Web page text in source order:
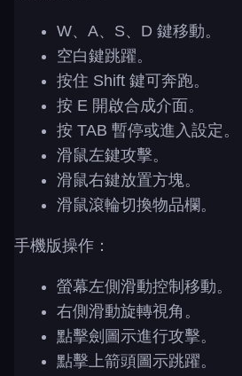
W、A、S、D 鍵移動。
空白鍵跳躍。
按住 Shift 鍵可奔跑。
按 E 開啟合成介面。
按 TAB 暫停或進入設定。
滑鼠左鍵攻擊。
滑鼠右鍵放置方塊。
滑鼠滾輪切換物品欄。
手機版操作：
螢幕左側滑動控制移動。
右側滑動旋轉視角。
點擊劍圖示進行攻擊。
點擊上箭頭圖示跳躍。